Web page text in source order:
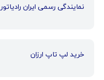
نمایندگی رسمی ایران رادیاتور
خرید لپ تاپ ارزان